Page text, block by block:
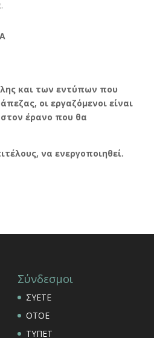
και των εντύπων που
οι εργαζόμενοι είναι
έρανο που θα
να ενεργοποιηθεί.
Σύνδεσμοι
ΣΥΕΤΕ
ΟΤΟΕ
ΤΥΠΕΤ